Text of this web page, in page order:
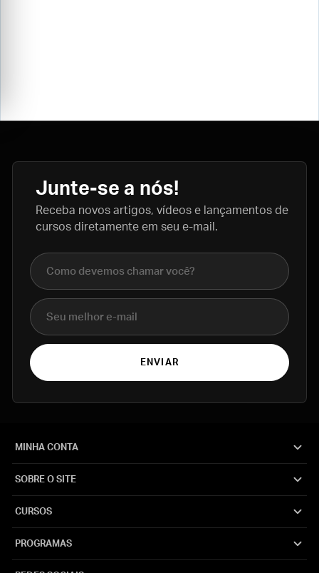
Junte-se a nós!
Receba novos artigos, vídeos e lançamentos de
cursos diretamente em seu e-mail.
Nome completo
E-mail
ENVIAR
MINHA CONTA
SOBRE O SITE
CURSOS
PROGRAMAS